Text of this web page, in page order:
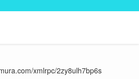
xmlrpc/2zy8ulh7bp6s